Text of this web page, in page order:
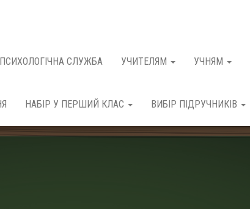
ПСИХОЛОГІЧНА СЛУЖБА УЧИТЕЛЯМ УЧНЯМ
НАБІР У ПЕРШИЙ КЛАС ВИБІР ПІДРУЧНИКІВ